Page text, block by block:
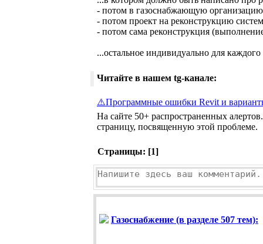
- потом в газоснабжающую
- потом проект на реконструкцию
- потом сама реконструкция
...остальное индивидуально для
Читайте в нашем tg-канале:
⚠️Программные ошибки Revit и
На сайте 50+ распространенных
страницу, посвященную этой проблеме.
Страницы: [1]
Газоснабжение (в разделе 507 тем):